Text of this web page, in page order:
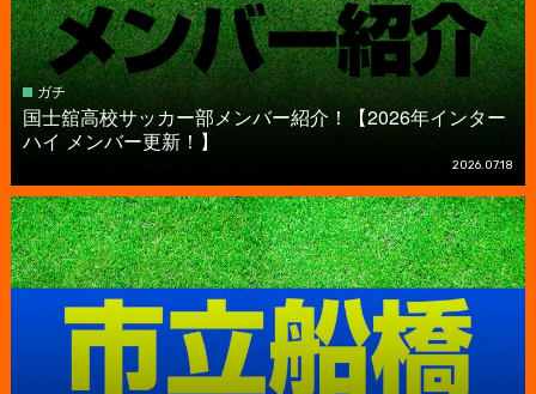
ガチ
国⼠舘高校サッカー部メンバー紹介！【2026年インター
ハイ メンバー更新！】
2026.07.18